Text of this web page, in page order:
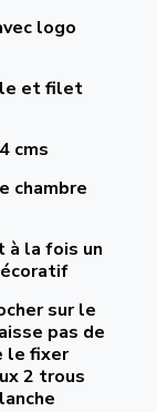
logo
et filet
cms
chambre
à la fois un
sur le
pas de
le fixer
2 trous